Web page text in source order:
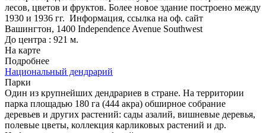
лесов, цветов и фруктов. Более новое здание построено между
1930 и 1936 гг. Информация, ссылка на оф. сайт
Вашингтон, 1400 Independence Avenue Southwest
До центра : 921 м.
На карте
Подробнее
Национальный дендрарий
Парки
Один из крупнейших дендрариев в стране. На территории
парка площадью 180 га (444 акра) обширное собрание
деревьев и других растений: сады азалий, вишневые деревья,
полевые цветы, коллекция карликовых растений и др.